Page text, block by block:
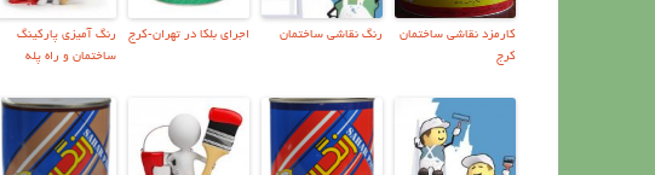
کارمزد نقاشی ساختمان
کرج
رنگ نقاشی ساختمان اجرای بلکا در تهران-کرج
رنگ آمیزی پارکینگ
ساختمان و راه پله